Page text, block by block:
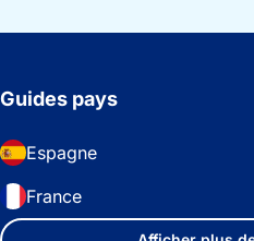
Guides pays
Espagne
France